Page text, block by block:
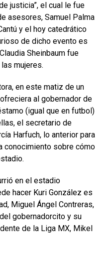
justicia”, el cual le fue
asesores, Samuel Palma
y el hoy catedrático
de dicho evento es
Sheinbaum fue
mujeres.
en este matiz de un
al gobernador de
(igual que en futbol)
el secretario de
Harfuch, lo anterior para
conocimiento sobre cómo
en el estadio
hacer Kuri González es
Miguel Ángel Contreras,
gobernadorcito y su
de la Liga MX, Mikel